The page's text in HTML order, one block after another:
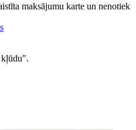
maksājumu karte un nenotiek
kļūdu".